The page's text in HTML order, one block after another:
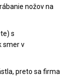
nožov na
s
smer v
preto sa firma